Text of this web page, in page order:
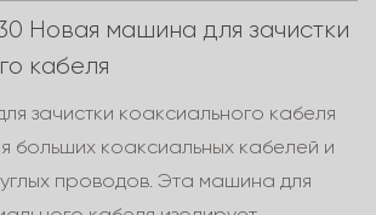
Новая машина для зачистки
кабеля
зачистки коаксиального кабеля
больших коаксиальных кабелей и
проводов. Эта машина для